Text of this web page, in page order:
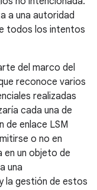
a una autoridad
todos los intentos
del marco del
reconoce varios
realizadas
cada una de
de enlace LSM
o no en
en un objeto de
una
la gestión de estos